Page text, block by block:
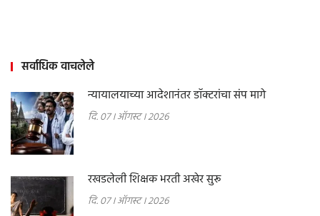
सर्वाधिक वाचलेले
न्यायालयाच्या आदेशानंतर डॉक्टरांचा संप मागे
दि. 07 । ऑगस्ट । 2026
रखडलेली शिक्षक भरती अखेर सुरू
दि. 07 । ऑगस्ट । 2026